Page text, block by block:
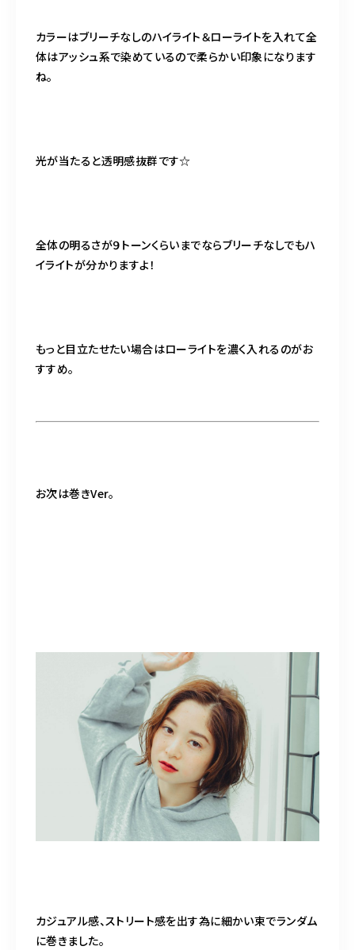
カラーはブリーチなしのハイライト＆ローライトを入れて全
体はアッシュ系で染めているので柔らかい印象になります
ね。
光が当たると透明感抜群です☆
全体の明るさが９トーンくらいまでならブリーチなしでもハ
イライトが分かりますよ！
もっと目立たせたい場合はローライトを濃く入れるのがお
すすめ。
お次は巻きVer。
カジュアル感、ストリート感を出す為に細かい束でランダム
に巻きました。